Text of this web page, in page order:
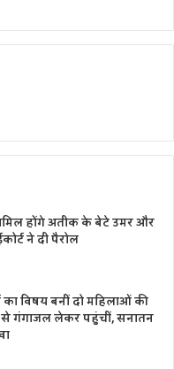
होंगे अतीक के बेटे उमर और
ने दी पैरोल
विषय बनीं दो महिलाओं की
से गंगाजल लेकर पहुंचीं, सनातन